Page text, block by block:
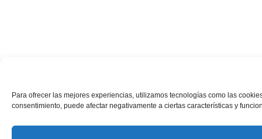
Para ofrecer las mejores experiencias, utilizamos tecnologías como las
consentimiento, puede afectar negativamente a ciertas características y